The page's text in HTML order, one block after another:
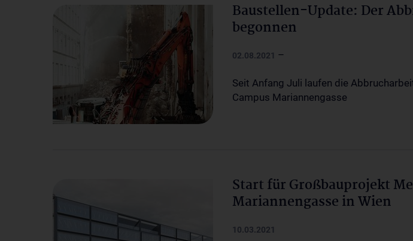
Baustellen-Update: Der
begonnen
02.08.2021 –
Seit Anfang Juli laufen die
Campus Mariannengasse
Start für Großbauprojekt
Mariannengasse in Wien
10.03.2021